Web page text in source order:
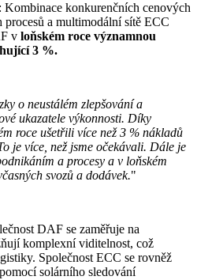
: Kombinace konkurenčních cenových
procesů a multimodální sítě ECC
v loňském roce významnou
3 %.
o neustálém zlepšování a
ukazatele výkonnosti. Díky
roce ušetřili více než 3 % nákladů
je více, než jsme očekávali. Dále je
a procesy a v loňském
svozů a dodávek."
DAF se zaměřuje na
komplexní viditelnost, což
Společnost ECC se rovněž
solárního sledování